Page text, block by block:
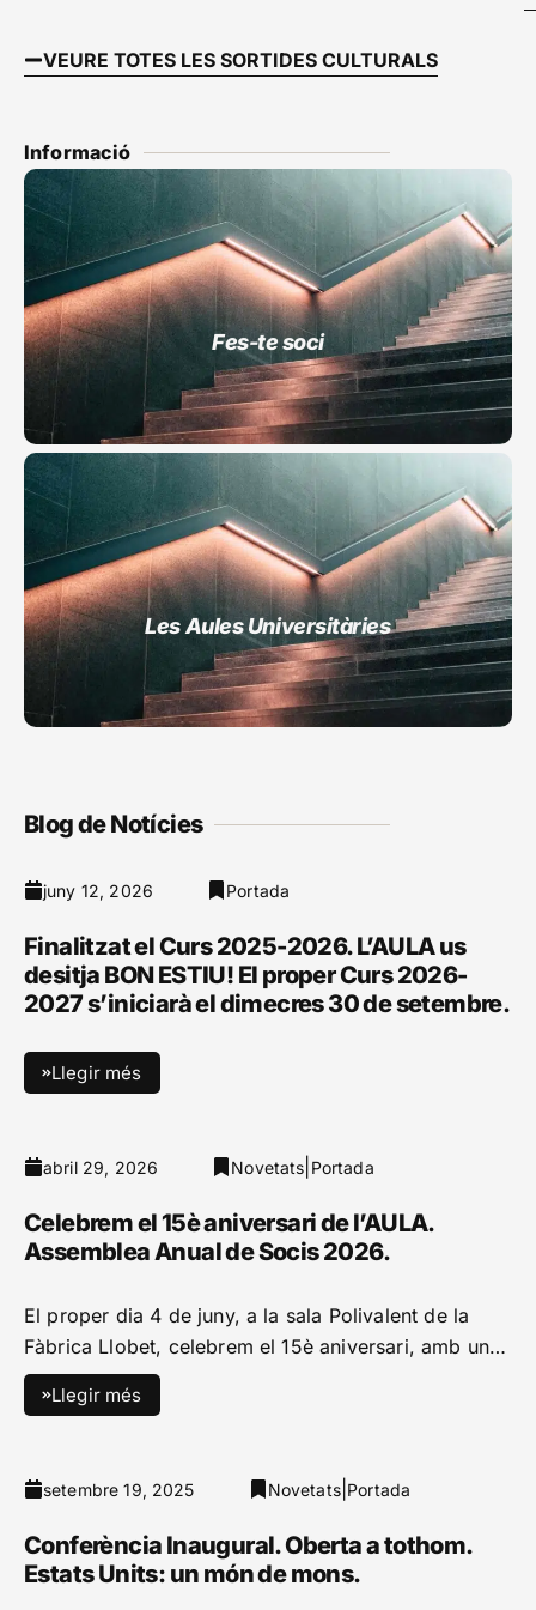
VEURE TOTES LES SORTIDES CULTURALS
Informació
Fes-te soci
Les Aules Universitàries
Blog de Notícies
juny 12, 2026 Portada
Finalitzat el Curs 2025-2026. L’AULA us
desitja BON ESTIU! El proper Curs 2026-
2027 s’iniciarà el dimecres 30 de setembre.
Llegir més
abril 29, 2026 Novetats Portada
Celebrem el 15è aniversari de l’AULA.
Assemblea Anual de Socis 2026.
El proper dia 4 de juny, a la sala Polivalent de la
Fàbrica Llobet, celebrem el 15è aniversari, amb un…
Llegir més
setembre 19, 2025 Novetats| Portada
Conferència Inaugural. Oberta a tothom.
Estats Units: un món de mons.